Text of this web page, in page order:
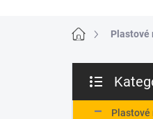
DomovPlastové
č
kategórie
Plastové